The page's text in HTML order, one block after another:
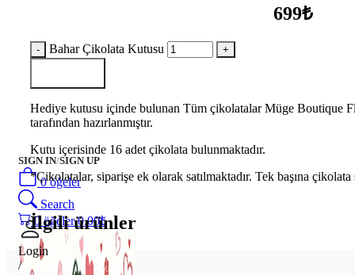
SIGN IN/SIGN UP
0öğeler
Search
0 öğeler 0.00₺
Login
/
699₺
Bahar Çikolata Kutusu
Hediye kutusu içinde bulunan Tüm çikolatalar Müge Boutique
tarafından hazırlanmıştır.
Kutu içerisinde 16 adet çikolata bulunmaktadır.
*Çikolatalar, siparişe ek olarak satılmaktadır. Tek başına
İlgili ürünler